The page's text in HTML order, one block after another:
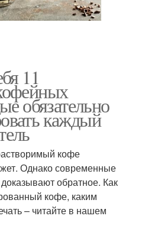
11
обязательно
каждый
кофе
Однако современные
обратное. Как
кофе, каким
– читайте в нашем